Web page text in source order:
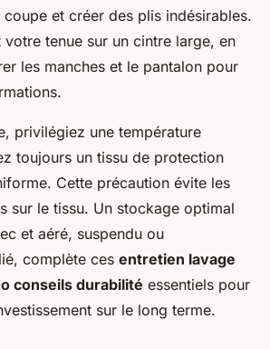
et créer des plis indésirables.
votre tenue sur un cintre large, en
les manches et le pantalon pour
privilégiez une température
toujours un tissu de protection
Cette précaution évite les
sur le tissu. Un stockage optimal
et aéré, suspendu ou
complète ces entretien lavage
conseils durabilité essentiels pour
sur le long terme.